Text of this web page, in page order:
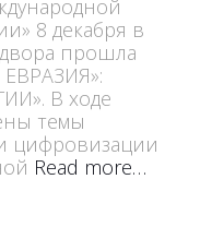
8 декабря в
прошла
В ходе
темы
цифровизации
Read more…